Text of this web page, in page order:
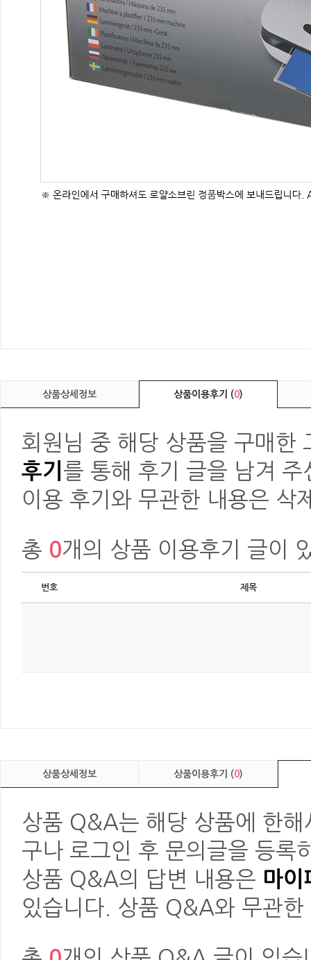
상품상세정보 상품이용후기 (0)
회원님 중 해당 상품을 구매한
후기 를 통해 후기 글을 남겨 주
이용 후기와 무관한 내용은 삭
총 0개의 상품 이용후기 글이
번호 제목
상품상세정보 상품이용후기 (0)
상품 Q&A는 해당 상품에 한
구나 로그인 후 문의글을 등록
상품 Q&A의 답변 내용은 마
있습니다. 상품 Q&A와 무관